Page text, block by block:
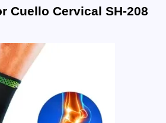
Cuello Cervical SH-208